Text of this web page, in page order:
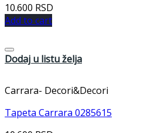
10.600 RSD
Add to cart
Dodaj u listu želja
Carrara- Decori&Decori
Tapeta Carrara 0285615